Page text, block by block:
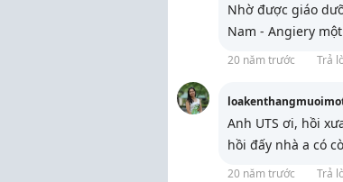
Nhờ được giáo
Nam - Angiery
20 năm trước Trả
Anh UTS ơi, hồi
hồi đấy nhà a có
20 năm trước Trả